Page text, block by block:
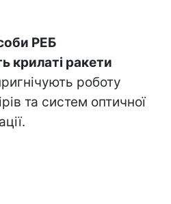
РЕБ
крилаті ракети
роботу
та систем оптичної